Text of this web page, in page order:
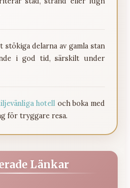
stökiga delarna av gamla stan
i god tid, särskilt under
hotell och boka med
för tryggare resa.
Länkar